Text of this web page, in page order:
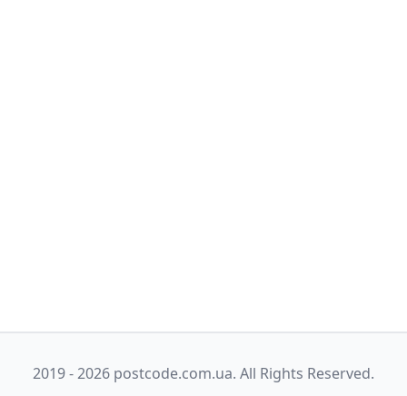
2019 - 2026 postcode.com.ua. All Rights Reserved.